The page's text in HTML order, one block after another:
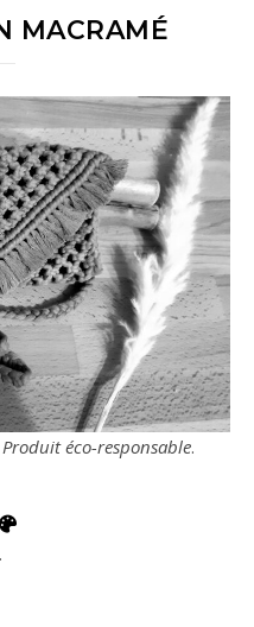
MACRAMÉ
Produit éco-responsable.